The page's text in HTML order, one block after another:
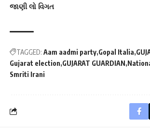
જાણી લો વિગત
TAGGED: Aam aadmi party Gopal Italia
Gujarat election GUJARAT GUARDIAN
Smriti Irani